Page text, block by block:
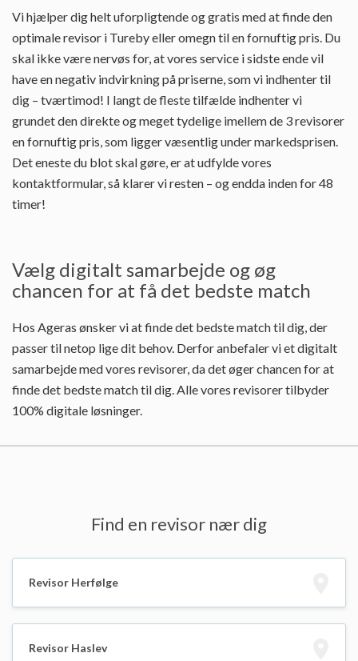
Vi hjælper dig helt uforpligtende og gratis med at finde den
optimale revisor i Tureby eller omegn til en fornuftig pris. Du
skal ikke være nervøs for, at vores service i sidste ende vil
have en negativ indvirkning på priserne, som vi indhenter til
dig – tværtimod! I langt de fleste tilfælde indhenter vi
grundet den direkte og meget tydelige imellem de 3 revisorer
en fornuftig pris, som ligger væsentlig under markedsprisen.
Det eneste du blot skal gøre, er at udfylde vores
kontaktformular, så klarer vi resten – og endda inden for 48
timer!
Vælg digitalt samarbejde og øg
chancen for at få det bedste match
Hos Ageras ønsker vi at finde det bedste match til dig, der
passer til netop lige dit behov. Derfor anbefaler vi et digitalt
samarbejde med vores revisorer, da det øger chancen for at
finde det bedste match til dig. Alle vores revisorer tilbyder
100% digitale løsninger.
Find en revisor nær dig
Revisor Herfølge
Revisor Haslev